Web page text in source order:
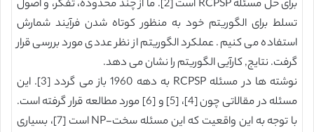
برای حل مسئله RCPSP است [2]. ما از چند محدوده، تفکر، و اصول
تسلط برای الگوریتم خود به منظور کوتاه شدن فرآیند شمارش
استفاده می کنیم. عملکرد الگوریتم از نظر عددی مورد بررسی قرار
گرفت. نتایج, کارآیی الگوریتم را نشان می دهد.
نوشته ها در مسئله RCPSP به دهه 1960 باز می گردد [3]. این
مسئله در مقالاتی چون [4]، [5] و [6] مورد مطالعه قرار گرفته است.
با توجه به این واقعیت که این مسئله سخت-NP است [7]، بسیاری